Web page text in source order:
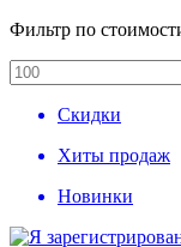
Фильтр по
Скидки
Хиты продаж
Новинки